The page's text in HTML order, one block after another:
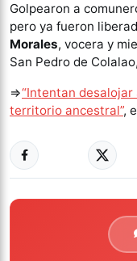
Golpearon a
pero ya fueron
Morales, vocera y
San Pedro de
⇒“Intentan desalojar
territorio ancestral”,